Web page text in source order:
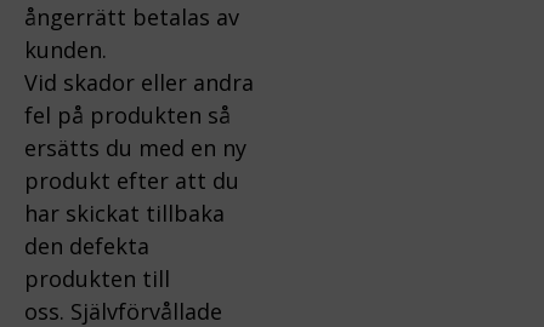
ångerrätt betalas av
kunden.
Vid skador eller andra
fel på produkten så
ersätts du med en ny
produkt efter att du
har skickat tillbaka
den defekta
produkten till
oss. Självförvållade